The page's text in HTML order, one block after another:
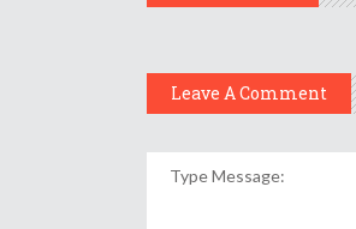
Leave A Comment